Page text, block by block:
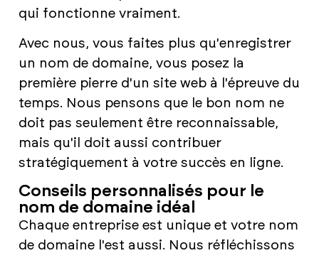
qui fonctionne vraiment.
Avec nous, vous faites plus qu'enregistrer
un nom de domaine, vous posez la
première pierre d'un site web à l'épreuve du
temps. Nous pensons que le bon nom ne
doit pas seulement être reconnaissable,
mais qu'il doit aussi contribuer
stratégiquement à votre succès en ligne.
Conseils personnalisés pour le
nom de domaine idéal
Chaque entreprise est unique et votre nom
de domaine l'est aussi. Nous réfléchissons